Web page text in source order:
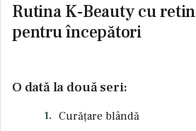
Rutina K-Beauty cu
pentru începători
O dată la două seri:
Curățare blândă